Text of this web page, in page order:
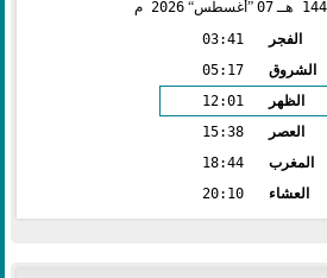
هـ 07 أغسطس 2026 م
الفجر
03:41
الشروق
05:17
الظهر
12:01
العصر
15:38
المغرب
18:44
العشاء
20:10